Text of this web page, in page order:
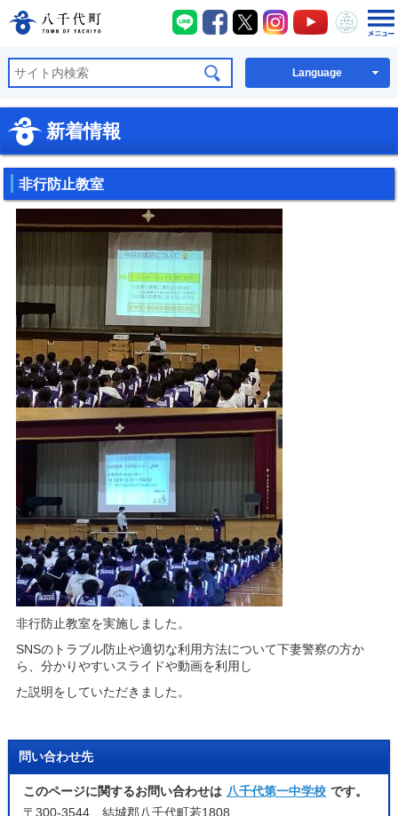
八千代町公式ホームページ
八千代町LINE
八千代町Facebook
八千代町X八千代町Instagram
八千代町
八千
Language
新着情報
非行防止教室
非行防止教室を実施しました。
SNSのトラブル防止や適切な利用方法について下妻警察の方か
ら、分かりやすいスライドや動画を利用し
た説明をしていただきました。
問い合わせ先
このページに関するお問い合わせは 八千代第一中学校 です。
〒300-3544 結城郡八千代町若1808